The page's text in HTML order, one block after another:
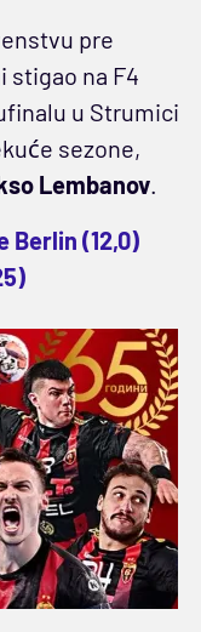
pre
stigao na F4
u Strumici
sezone,
Lembanov.
Berlin (12,0)